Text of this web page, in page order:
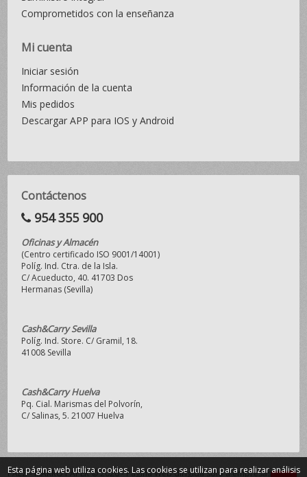
Comprometidos con la enseñanza
Mi cuenta
Iniciar sesión
Información de la cuenta
Mis pedidos
Descargar APP para IOS y Android
Contáctenos
954 355 900
Oficinas y Almacén
(Centro certificado ISO 9001/14001)
Políg. Ind. Ctra. de la Isla.
C/ Acueducto, 40. 41703 Dos
Hermanas (Sevilla)
Cash&Carry Sevilla
Políg. Ind. Store. C/ Gramil, 18.
41008 Sevilla
Cash&Carry Huelva
Pq. Cial. Marismas del Polvorín,
C/ Salinas, 5. 21007 Huelva
PAEZ - MAKRO PAPER © 2026 - Página Web dirigida sólo a empresas y
Esta página web utiliza cookies. Las cookies se utilizan para realizar análisis